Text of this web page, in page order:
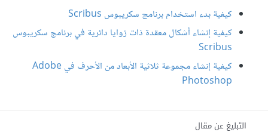
كيفية بدء استخدام برنامج سكريبوس Scribus
كيفية إنشاء أشكال معقدة ذات زوايا دائرية في برنامج سكريبوس
Scribus
كيفية إنشاء مجموعة ثلاثية الأبعاد من الأحرف في Adobe
Photoshop
التبليغ عن مقال